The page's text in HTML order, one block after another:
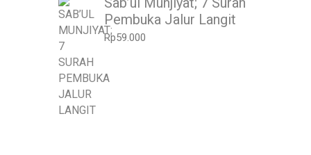
Pembuka Jalur Langit
Rp59.000